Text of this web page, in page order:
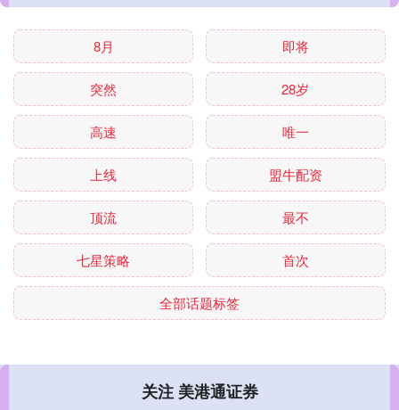
8月 即将
突然 28岁
高速 唯一
上线 盟牛配资
顶流 最不
七星策略 首次
全部话题标签
关注 美港通证券